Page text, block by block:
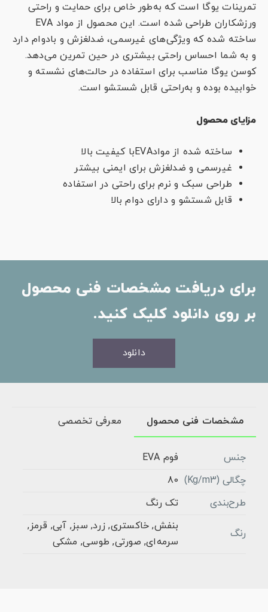
تمرینات یوگا است که به‌طور خاص برای حمایت و راحتی
ورزشکاران طراحی شده است. این محصول از مواد EVA
ساخته شده که ویژگی‌های غیرسمی، ضدلغزش و بادوام دارد
و به شما احساس راحتی بیشتری در حین تمرین می‌دهد.
کوسن یوگا مناسب برای استفاده در حالت‌های نشسته و
خوابیده بوده و به‌راحتی قابل شستشو است.
مزایای محصول
ساخته شده از موادEVAبا کیفیت بالا
غیرسمی و ضدلغزش برای ایمنی بیشتر
طراحی سبک و نرم برای راحتی در استفاده
قابل شستشو و دارای دوام بالا
برای دریافت مشخصات فنی محصول
بر روی دانلود کلیک کنید.
دانلود
مشخصات فنی محصول معرفی تخصصی
جنس
فوم EVA
چگالی (Kg/m3)
80
طرح‌بندی
تک رنگ
رنگ
بنفش, خاکستری, زرد, سبز, آبی, قرمز,
سرمه‌ای, صورتی, طوسی, مشکی